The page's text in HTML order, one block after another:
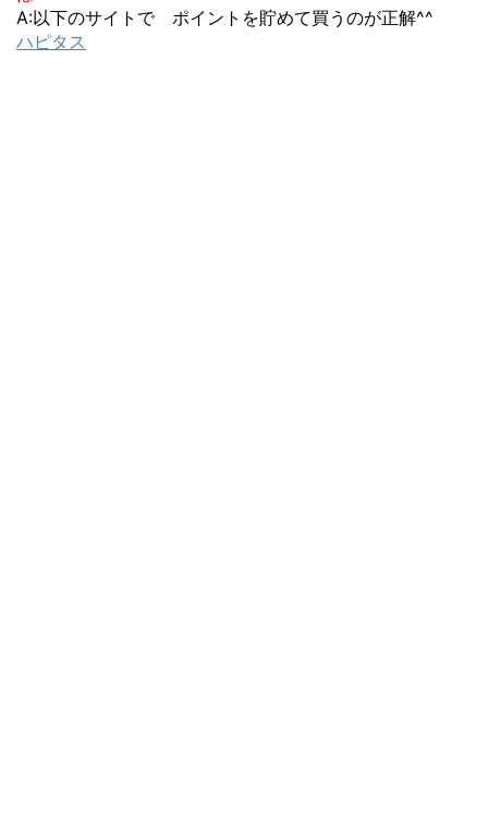
A:以下のサイトで ポイントを貯めて買うのが正解^^
ハピタス